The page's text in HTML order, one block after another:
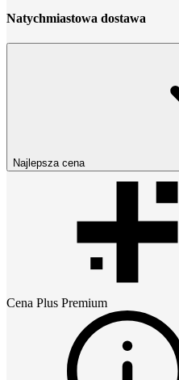
Natychmiastowa dostawa
Najlepsza cena
Cena Plus Premium